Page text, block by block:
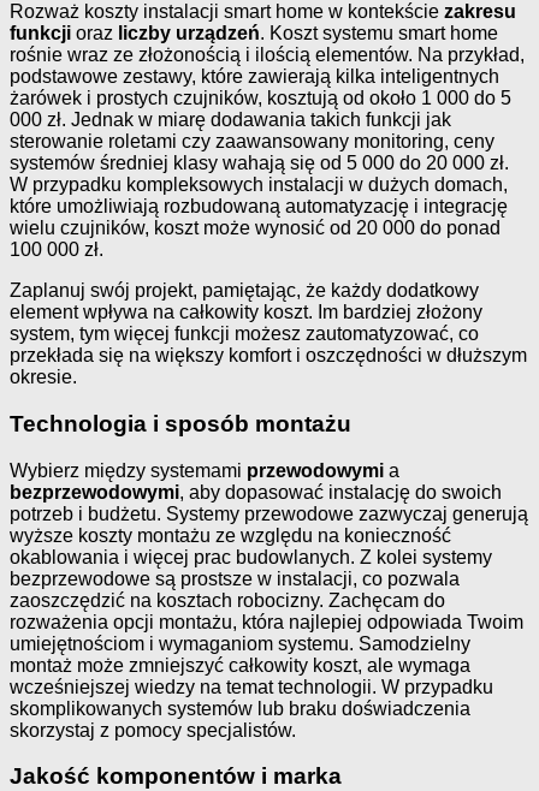
Rozważ koszty instalacji smart home w kontekście zakresu
funkcji oraz liczby urządzeń. Koszt systemu smart home
rośnie wraz ze złożonością i ilością elementów. Na przykład,
podstawowe zestawy, które zawierają kilka inteligentnych
żarówek i prostych czujników, kosztują od około 1 000 do 5
000 zł. Jednak w miarę dodawania takich funkcji jak
sterowanie roletami czy zaawansowany monitoring, ceny
systemów średniej klasy wahają się od 5 000 do 20 000 zł.
W przypadku kompleksowych instalacji w dużych domach,
które umożliwiają rozbudowaną automatyzację i integrację
wielu czujników, koszt może wynosić od 20 000 do ponad
100 000 zł.
Zaplanuj swój projekt, pamiętając, że każdy dodatkowy
element wpływa na całkowity koszt. Im bardziej złożony
system, tym więcej funkcji możesz zautomatyzować, co
przekłada się na większy komfort i oszczędności w dłuższym
okresie.
Technologia i sposób montażu
Wybierz między systemami przewodowymi a
bezprzewodowymi, aby dopasować instalację do swoich
potrzeb i budżetu. Systemy przewodowe zazwyczaj generują
wyższe koszty montażu ze względu na konieczność
okablowania i więcej prac budowlanych. Z kolei systemy
bezprzewodowe są prostsze w instalacji, co pozwala
zaoszczędzić na kosztach robocizny. Zachęcam do
rozważenia opcji montażu, która najlepiej odpowiada Twoim
umiejętnościom i wymaganiom systemu. Samodzielny
montaż może zmniejszyć całkowity koszt, ale wymaga
wcześniejszej wiedzy na temat technologii. W przypadku
skomplikowanych systemów lub braku doświadczenia
skorzystaj z pomocy specjalistów.
Jakość komponentów i marka